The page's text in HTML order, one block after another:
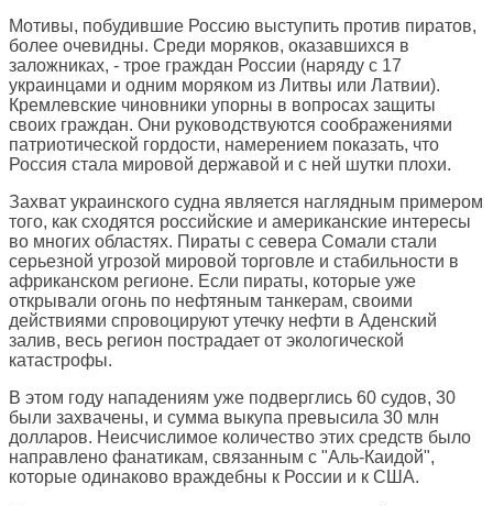
Мотивы, побудившие Россию выступить против пиратов,
более очевидны. Среди моряков, оказавшихся в
заложниках, - трое граждан России (наряду с 17
украинцами и одним моряком из Литвы или Латвии).
Кремлевские чиновники упорны в вопросах защиты
своих граждан. Они руководствуются соображениями
патриотической гордости, намерением показать, что
Россия стала мировой державой и с ней шутки плохи.
Захват украинского судна является наглядным примером
того, как сходятся российские и американские интересы
во многих областях. Пираты с севера Сомали стали
серьезной угрозой мировой торговле и стабильности в
африканском регионе. Если пираты, которые уже
открывали огонь по нефтяным танкерам, своими
действиями спровоцируют утечку нефти в Аденский
залив, весь регион пострадает от экологической
катастрофы.
В этом году нападениям уже подверглись 60 судов, 30
были захвачены, и сумма выкупа превысила 30 млн
долларов. Неисчислимое количество этих средств было
направлено фанатикам, связанным с "Аль-Каидой",
которые одинаково враждебны к России и к США.